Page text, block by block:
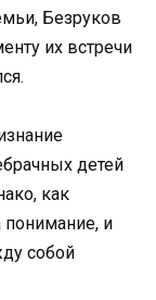
Безруков
их встречи
детей
как
понимание, и
собой